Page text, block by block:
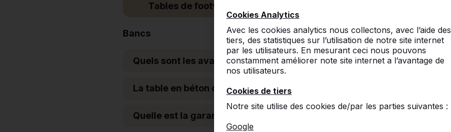
Cookies Analytics
Avec les cookies analytics nous collectons, avec l’aide des
tiers, des statistiques sur l’utilisation de notre site internet
par les utilisateurs. En mesurant ceci nous pouvons
constamment améliorer note site internet a l’avantage de
nos utilisateurs.
Cookies de tiers
Notre site utilise des cookies de/par les parties suivantes :
Google
Tables de footvolley
Bancs
Quels sont les avantages du bambou ?
La table en béton doit-elle être de niveau ?
Quelle est la garantie sur nos tables ?